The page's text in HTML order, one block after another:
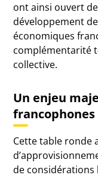
ont ainsi ouvert
développement
économiques
complémentarité
collective.
Un enjeu
francophones
Cette table ronde
de considérations